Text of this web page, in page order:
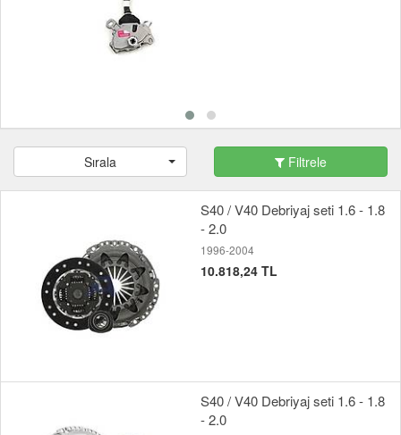
Sırala Filtrele
S40 / V40 Debriyaj seti 1.6 - 1.8
- 2.0
1996-2004
10.818,24 TL
S40 / V40 Debriyaj seti 1.6 - 1.8
- 2.0